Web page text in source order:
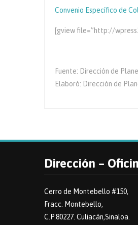
Convenio Específico de
[gview file=”http://
Fuente: Dirección de
Elaboró: Dirección de
Dirección –
Cerro de Montebello #150,
Fracc. Montebello,
C.P.80227. Culiacán,Sinaloa.